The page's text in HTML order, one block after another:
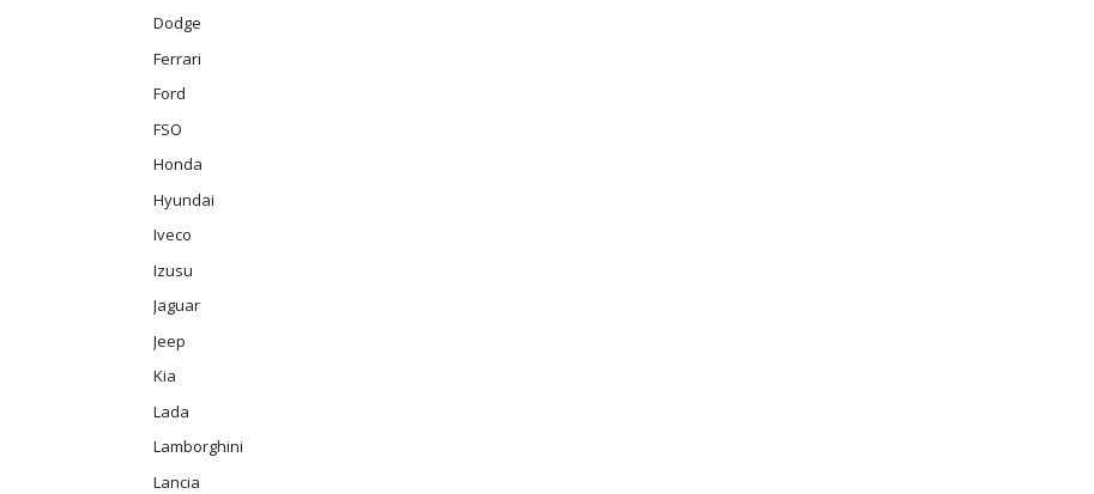
Dodge
Ferrari
Ford
FSO
Honda
Hyundai
Iveco
Izusu
Jaguar
Jeep
Kia
Lada
Lamborghini
Lancia